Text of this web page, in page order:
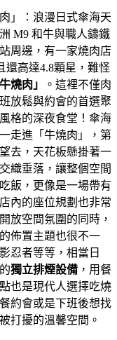
」：浪漫日式傘海天
M9 和牛與職人鑄鐵
周邊，有一家燒肉店
還高達4.8顆星，難怪
牛燒肉」
。這裡不僅肉
放鬆與約會的首選聚
格的深夜食堂！傘海
走進「牛燒肉」，第
去，天花板懸掛著一
織垂落，讓整個空間
飯，更像是一場帶有
內的座位規劃也非常
放空間氛圍的同時，
佈置主題也很不一
忍者等等，相當日
獨立排煙設備 ，用餐
也是現代人選擇吃燒
約會或是下班後想找
打擾的溫馨空間。